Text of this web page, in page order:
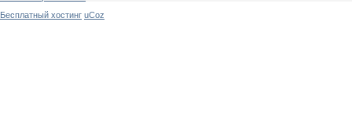
Бесплатный хостинг uCoz